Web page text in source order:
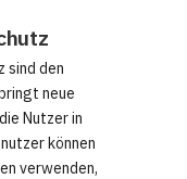
sind den
neue
Nutzer in
können
verwenden,